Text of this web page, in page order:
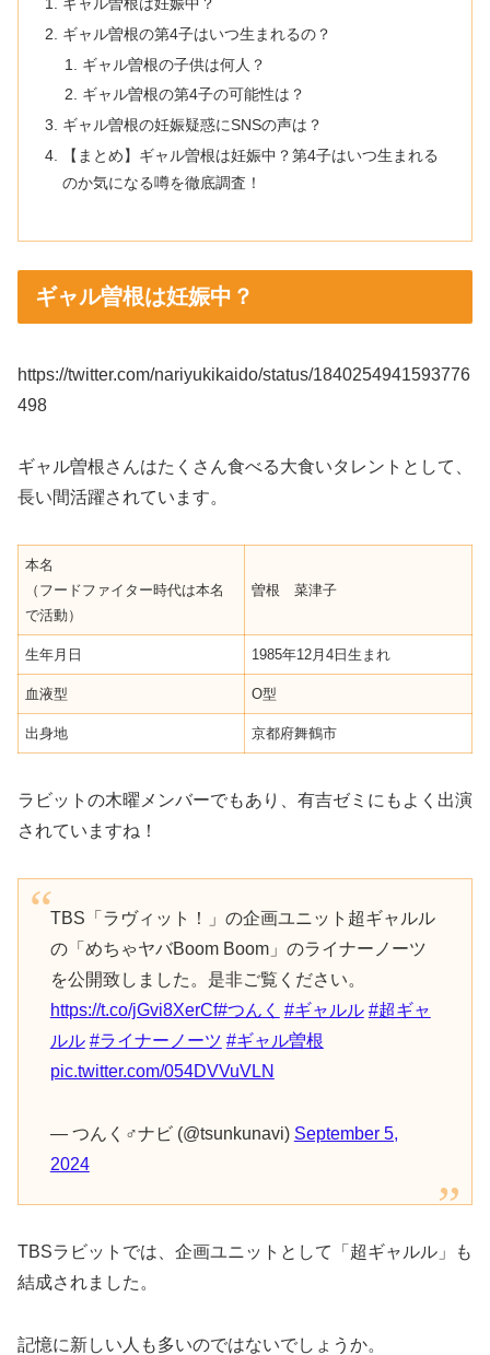
ギャル曽根の第4子はいつ生まれるの？
ギャル曽根の子供は何人？
ギャル曽根の第4子の可能性は？
ギャル曽根の妊娠疑惑にSNSの声は？
【まとめ】ギャル曽根は妊娠中？第4子はいつ生まれる
のか気になる噂を徹底調査！
ギャル曽根は妊娠中？
https://twitter.com/nariyukikaido/status/1840254941593776
498
ギャル曽根さんはたくさん食べる大食いタレントとして、
長い間活躍されています。
本名
（フードファイター時代は本名
で活動）
曽根 菜津子
生年月日 1985年12月4日生まれ
血液型 O型
出身地 京都府舞鶴市
ラビットの木曜メンバーでもあり、有吉ゼミにもよく出演
されていますね！
TBS「ラヴィット！」の企画ユニット超ギャルル
の「めちゃヤバBoom Boom」のライナーノーツ
を公開致しました。是非ご覧ください。
https://t.co/jGvi8XerCf#つんく #ギャルル #超ギャ
ルル #ライナーノーツ #ギャル曽根
pic.twitter.com/054DVVuVLN
— つんく♂ナビ (@tsunkunavi) September 5,
2024
TBSラビットでは、企画ユニットとして「超ギャルル」も
結成されました。
記憶に新しい人も多いのではないでしょうか。